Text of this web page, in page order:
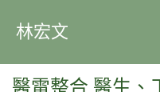
林宏文
醫電整合 醫生、